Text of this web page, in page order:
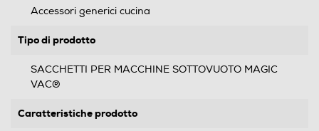
Accessori generici cucina
Tipo di prodotto
SACCHETTI PER MACCHINE SOTTOVUOTO MAGIC
VAC®
Caratteristiche prodotto